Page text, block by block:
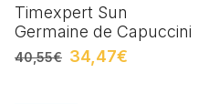
Timexpert Sun
Germaine de Capuccini
40,55€ 34,47€